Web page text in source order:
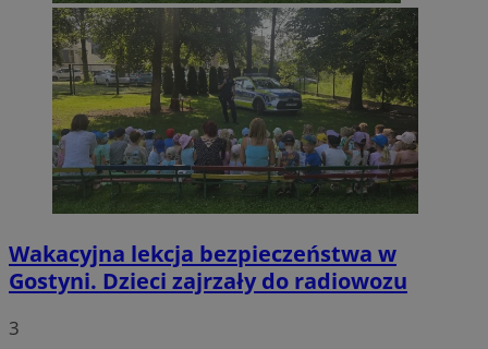
Wakacyjna lekcja bezpieczeństwa w
Gostyni. Dzieci zajrzały do radiowozu
3